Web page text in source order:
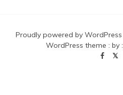
Proudly powered by WordPress
WordPress theme : by :